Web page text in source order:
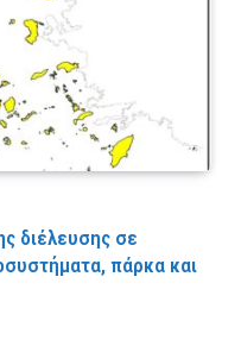
διέλευσης σε
πάρκα και